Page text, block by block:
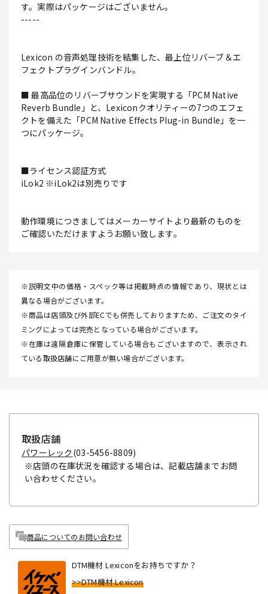
す。実際はパッケージはございません。
-----
Lexicon の音声処理技術を結集した、最上位リバーブ＆エ
フェクトプラグインバンドル。
■ 最高品位のリバーブサウンドを実現する「PCM Native
Reverb Bundle」と、Lexiconクオリティーの7つのエフェ
クトを備えた「PCM Native Effects Plug-in Bundle」を一
つにパッケージ。
■ライセンス認証方式
iLok2 ※iLok2は別売りです
動作環境につきましてはメーカーサイトより最新のものを
ご確認いただけますようお願い致します。
※説明文中の価格・スペック等は掲載時点の情報であり、現状とは
異なる場合がございます。
※商品は店頭及び外部ECでも併売しておりますため、ご注文のタイ
ミングによっては完売となっている場合がございます。
※在庫は遠隔倉庫に保管している場合もございますので、表示され
ている取扱店舗にご用意が無い場合がございます。
取扱店舗
パワーレック (03-5456-8809)
※店頭の在庫状況を確認する場合は、記載店舗までお問
い合わせください。
商品についてのお問い合わせ
DTM機材 Lexiconをお持ちですか？
>>DTM機材 Lexicon